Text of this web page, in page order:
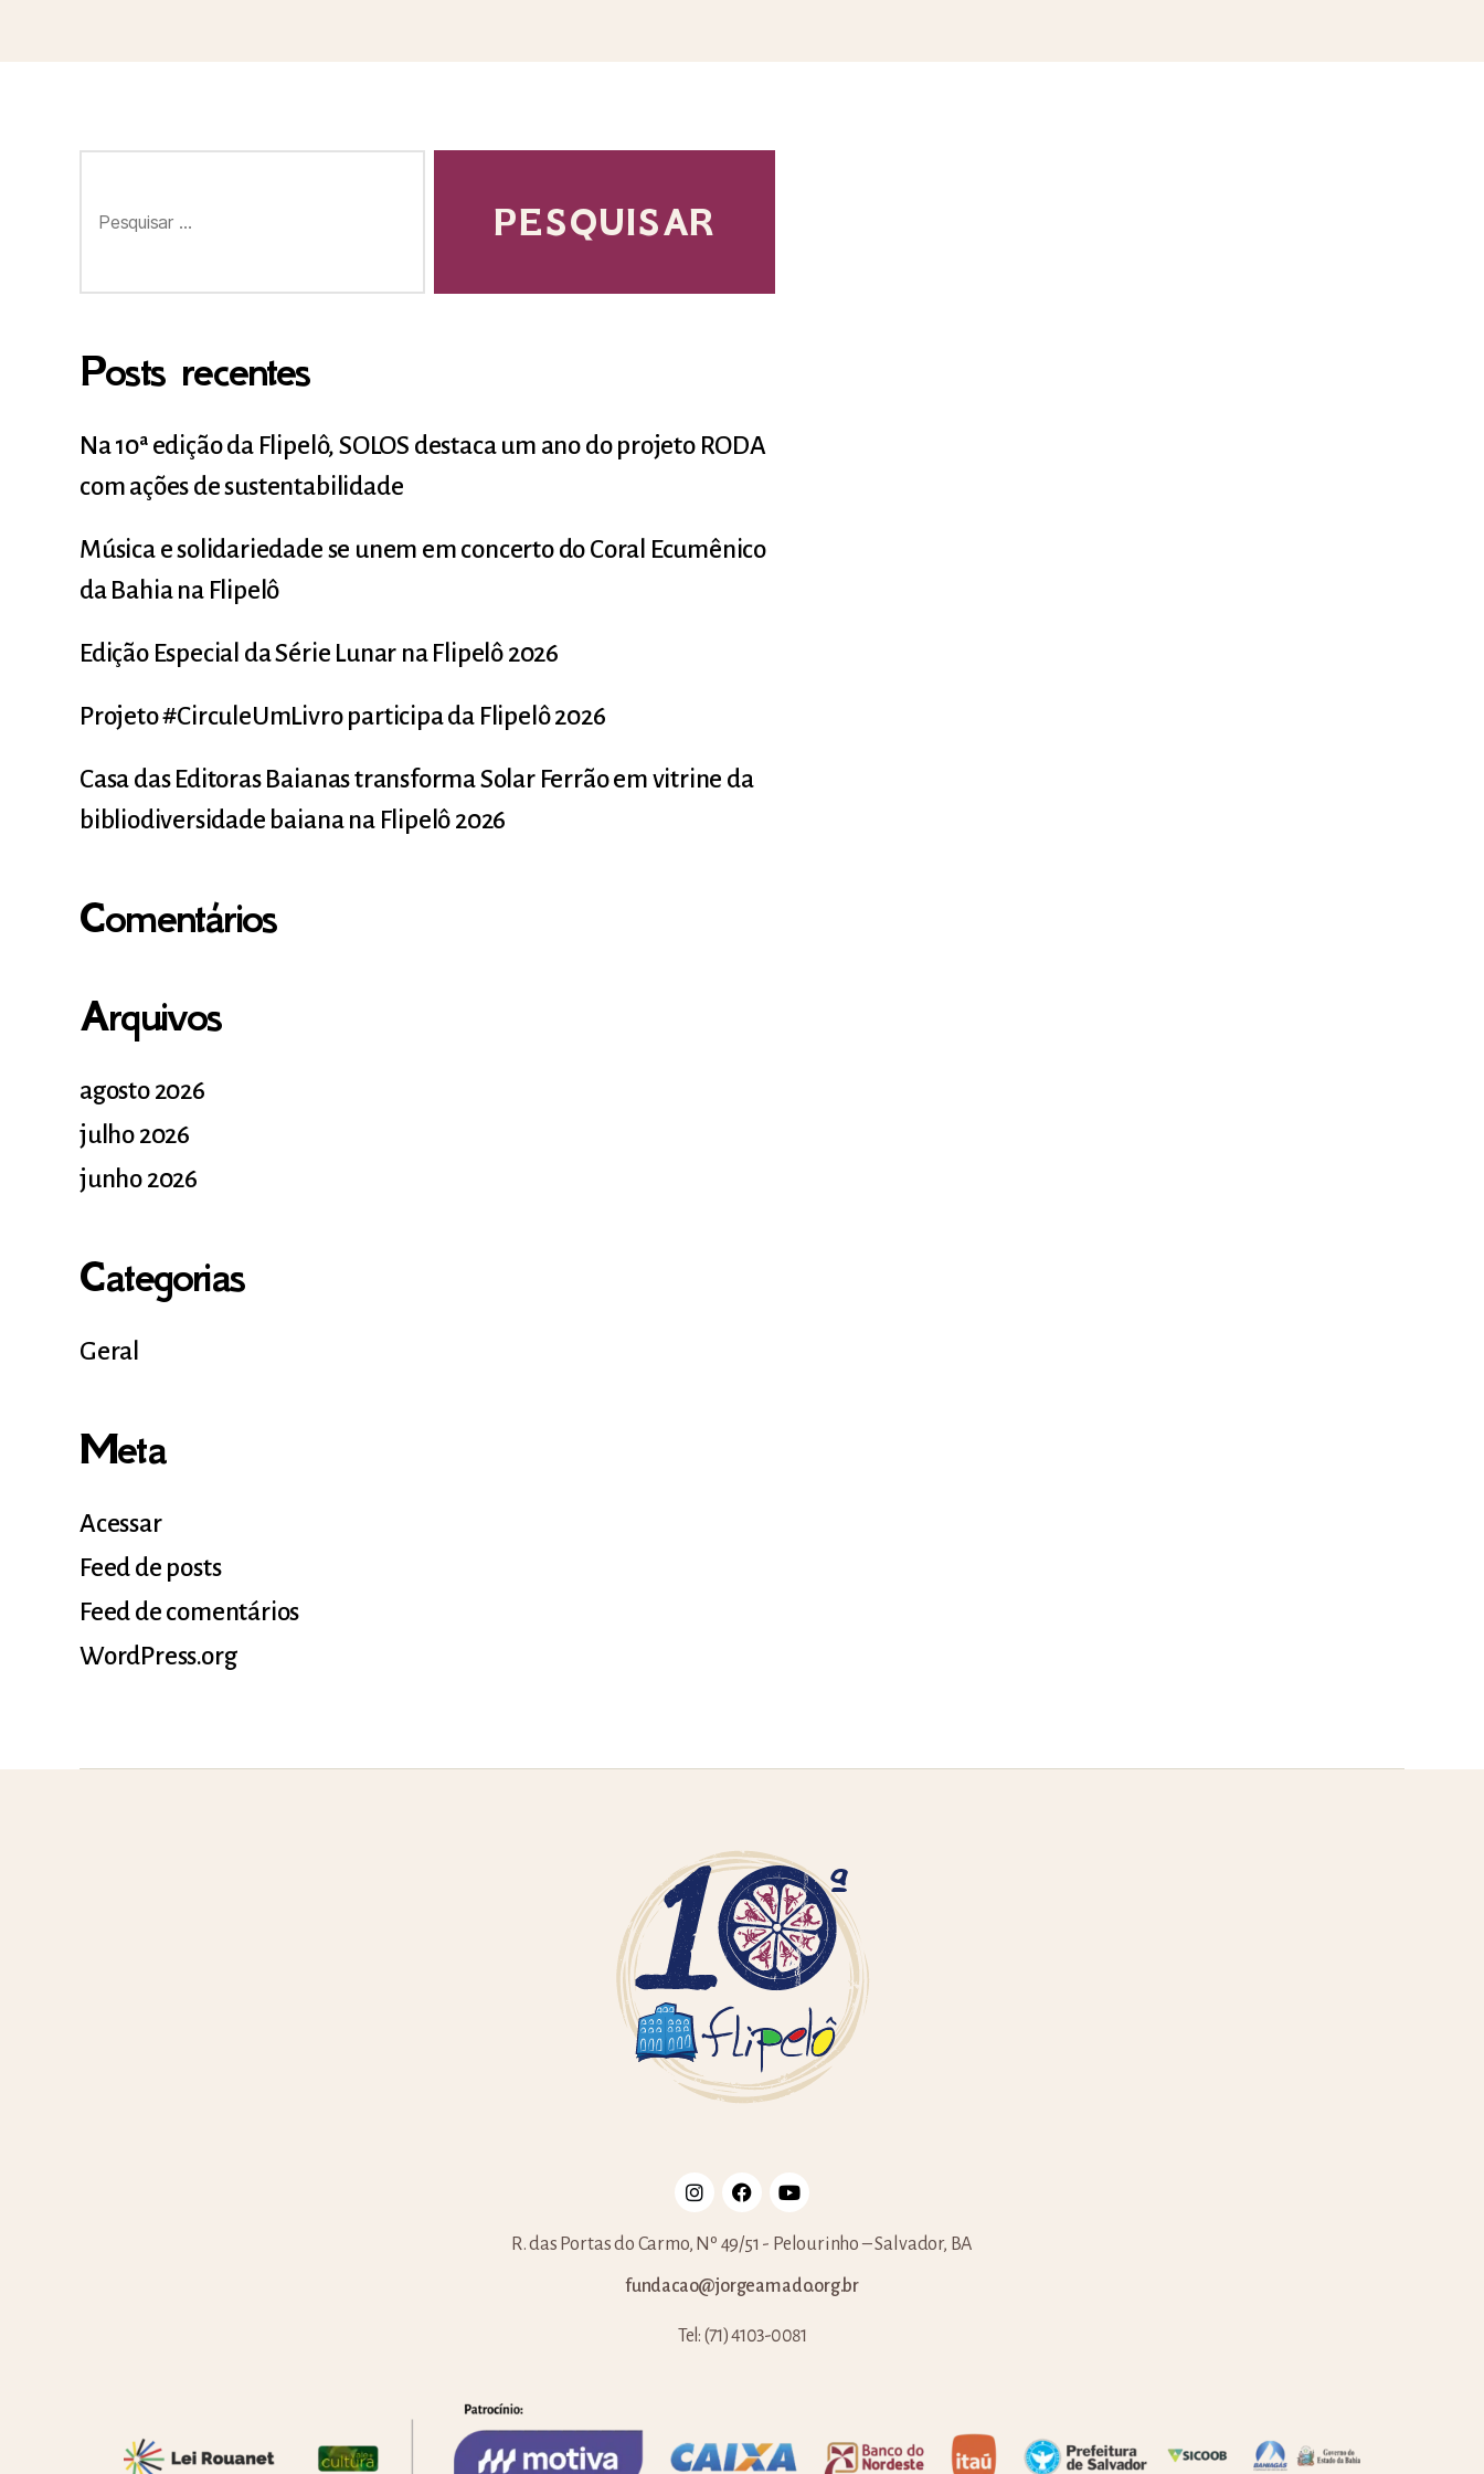
Posts recentes
Na 10ª edição da Flipelô, SOLOS destaca um ano do projeto RODA
com ações de sustentabilidade
Música e solidariedade se unem em concerto do Coral Ecumênico
da Bahia na Flipelô
Edição Especial da Série Lunar na Flipelô 2026
Projeto #CirculeUmLivro participa da Flipelô 2026
Casa das Editoras Baianas transforma Solar Ferrão em vitrine da
bibliodiversidade baiana na Flipelô 2026
Comentários
Arquivos
agosto 2026
julho 2026
junho 2026
Categorias
Geral
Meta
Acessar
Feed de posts
Feed de comentários
WordPress.org
R. das Portas do Carmo, Nº 49/51 - Pelourinho – Salvador, BA
fundacao@jorgeamado.org.br
Tel: (71) 4103-0081